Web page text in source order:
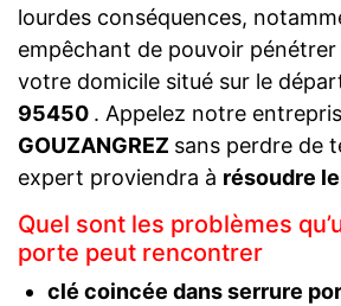
lourdes conséquences,
empêchant de pouvoir pénétrer
votre domicile situé sur le
95450 . Appelez notre
GOUZANGREZ sans perdre de
expert proviendra à résoudre
Quel sont les problèmes
porte peut rencontrer
clé coincée dans serrure